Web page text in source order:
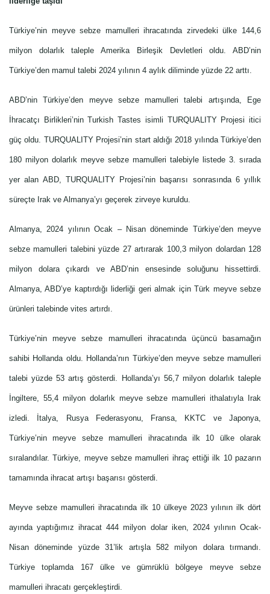
Türkiye’nin meyve sebze mamulleri ihracatında zirvedeki ülke 144,6
milyon dolarlık taleple Amerika Birleşik Devletleri oldu. ABD’nin
Türkiye’den mamul talebi 2024 yılının 4 aylık diliminde yüzde 22 arttı.
ABD’nin Türkiye’den meyve sebze mamulleri talebi artışında, Ege
İhracatçı Birlikleri’nin Turkish Tastes isimli TURQUALITY Projesi itici
güç oldu. TURQUALITY Projesi’nin start aldığı 2018 yılında Türkiye’den
180 milyon dolarlık meyve sebze mamulleri talebiyle listede 3. sırada
yer alan ABD, TURQUALITY Projesi’nin başarısı sonrasında 6 yıllık
süreçte Irak ve Almanya’yı geçerek zirveye kuruldu.
Almanya, 2024 yılının Ocak – Nisan döneminde Türkiye’den meyve
sebze mamulleri talebini yüzde 27 artırarak 100,3 milyon dolardan 128
milyon dolara çıkardı ve ABD’nin ensesinde soluğunu hissettirdi.
Almanya, ABD’ye kaptırdığı liderliği geri almak için Türk meyve sebze
ürünleri talebinde vites artırdı.
Türkiye’nin meyve sebze mamulleri ihracatında üçüncü basamağın
sahibi Hollanda oldu. Hollanda’nın Türkiye’den meyve sebze mamulleri
talebi yüzde 53 artış gösterdi. Hollanda’yı 56,7 milyon dolarlık taleple
İngiltere, 55,4 milyon dolarlık meyve sebze mamulleri ithalatıyla Irak
izledi. İtalya, Rusya Federasyonu, Fransa, KKTC ve Japonya,
Türkiye’nin meyve sebze mamulleri ihracatında ilk 10 ülke olarak
sıralandılar. Türkiye, meyve sebze mamulleri ihraç ettiği ilk 10 pazarın
tamamında ihracat artışı başarısı gösterdi.
Meyve sebze mamulleri ihracatında ilk 10 ülkeye 2023 yılının ilk dört
ayında yaptığımız ihracat 444 milyon dolar iken, 2024 yılının Ocak-
Nisan döneminde yüzde 31’lik artışla 582 milyon dolara tırmandı.
Türkiye toplamda 167 ülke ve gümrüklü bölgeye meyve sebze
mamulleri ihracatı gerçekleştirdi.